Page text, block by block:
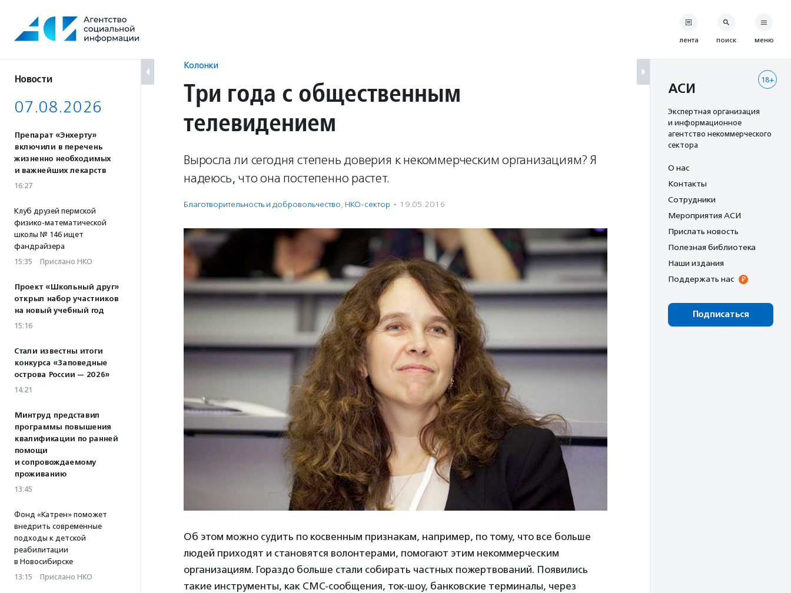
содержанию
Новости
07.08.2026
Препарат «Энхерту»
включили в перечень
жизненно необходимых
и важнейших лекарств
16:27
Клуб друзей пермской
физико-математической
школы № 146 ищет
фандрайзера
15:35 · Прислано НКО
Проект «Школьный друг»
открыл набор участников
на новый учебный год
15:16
Стали известны итоги
конкурса «Заповедные
острова России — 2026»
14:21
Минтруд представил
программы повышения
квалификации по ранней
помощи
и сопровождаемому
проживанию
13:45
Фонд «Катрен» поможет
внедрить современные
подходы к детской
реабилитации
в Новосибирске
13:15 · Прислано НКО
Колонки
Три года с общественным
телевидением
Выросла ли сегодня степень доверия к некоммерческим организациям? Я
надеюсь, что она постепенно растет.
Благотвори­тель­ность и доброволь­чест­во, НКО-сектор · 19.05.2016
Об этом можно судить по косвенным признакам, например, по тому, что все больше
людей приходят и становятся волонтерами, помогают этим некоммерческим
организациям. Гораздо больше стали собирать частных пожертвований. Появились
такие инструменты, как СМС-сообщения, ток-шоу, банковские терминалы, через
лента поиск меню
18+
АСИ
Экспертная организация
и информационное
агентство некоммерческого
сектора
О нас
Контакты
Сотрудники
Мероприятия АСИ
Прислать новость
Полезная библиотека
Наши издания
Поддержать нас
Подписаться